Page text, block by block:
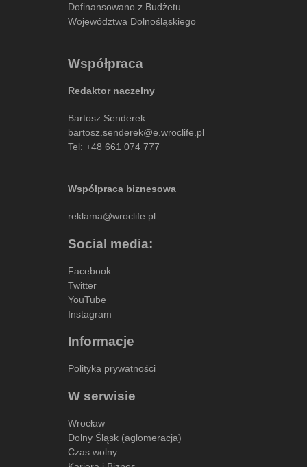
Dofinansowano z Budżetu
Województwa Dolnośląskiego
Współpraca
Redaktor naczelny
Bartosz Senderek
bartosz.senderek@e.wroclife.pl
Tel: +48 661 074 777
Współpraca biznesowa
reklama@wroclife.pl
Social media:
Facebook
Twitter
YouTube
Instagram
Informacje
Polityka prywatności
W serwisie
Wrocław
Dolny Śląsk (aglomeracja)
Czas wolny